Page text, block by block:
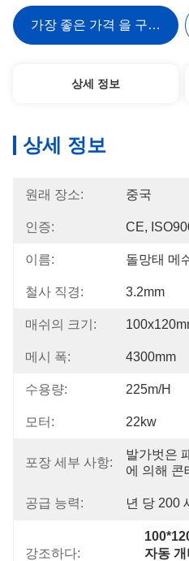
가장 좋은 가격 을 구하라
상세 정보
상세 정보
원래 장소: 중국
인증: CE,
이름: 돌망태 메
철사 직경: 3.2mm
매쉬의 크기:
메시 폭: 4300mm
수용량: 225m/h
모터: 22kw
포장 세부 사항:
발가벗은
에 의해 콘
공급 능력: 년 당 200
강조하다:
자동 개